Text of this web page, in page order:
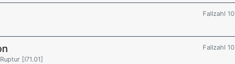
Fallzahl 10
Fallzahl 10
[I71.01]